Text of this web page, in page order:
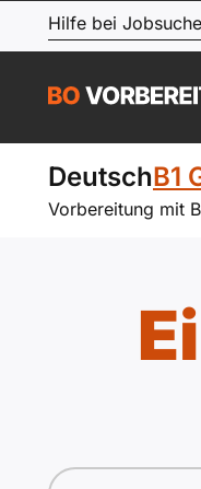
Hilfe bei Jobsuche
DeutschB1
Vorbereitung mit